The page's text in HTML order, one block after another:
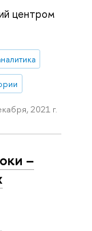
центром
2021 г.
–